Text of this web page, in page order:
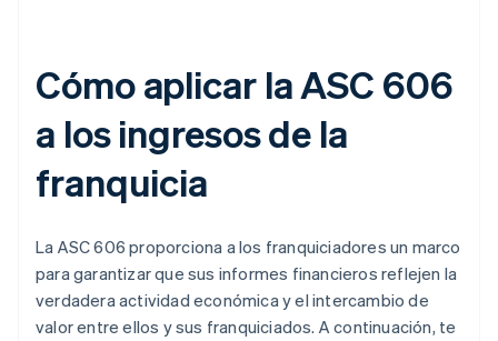
Cómo aplicar la ASC 606
a los ingresos de la
franquicia
La ASC 606 proporciona a los franquiciadores un marco
para garantizar que sus informes financieros reflejen la
verdadera actividad económica y el intercambio de
valor entre ellos y sus franquiciados. A continuación, te